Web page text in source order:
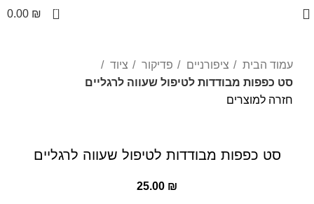
0
0.00 ₪
עמוד הבית ציפורניים פדיקור
ציוד
סט כפפות מבודדות לטיפול שעווה לרגליים
חזרה למוצרים
סט כפפות מבודדות לטיפול שעווה לרגליים
25.00 ₪